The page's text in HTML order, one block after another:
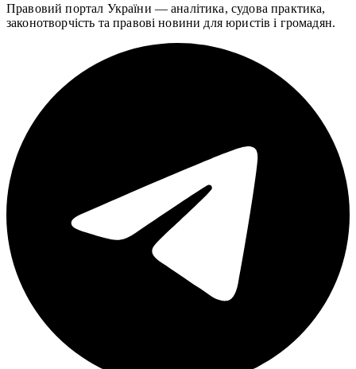
Правовий портал України — аналітика, судова практика,
законотворчість та правові новини для юристів і громадян.